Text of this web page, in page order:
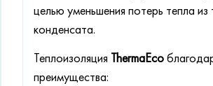
целью уменьшения потерь тепла
конденсата.
Теплоизоляция ThermaEco
преимущества: